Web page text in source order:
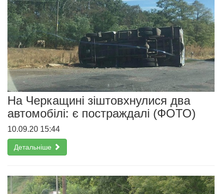
На Черкащині зіштовхнулися два
автомобілі: є постраждалі (ФОТО)
10.09.20 15:44
Детальніше